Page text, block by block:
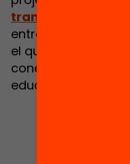
transformen
entre la recerca i
el que volem
coneixement
educatives en